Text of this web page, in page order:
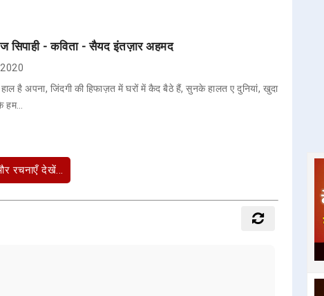
सिपाही - कविता - सैयद इंतज़ार अहमद
है अपना, जिंदगी की हिफाज़त में घरों में कैद बैठे हैं, सुनके हालत ए दुनियां, खुदा
हम…
रचनाएँ देखें...